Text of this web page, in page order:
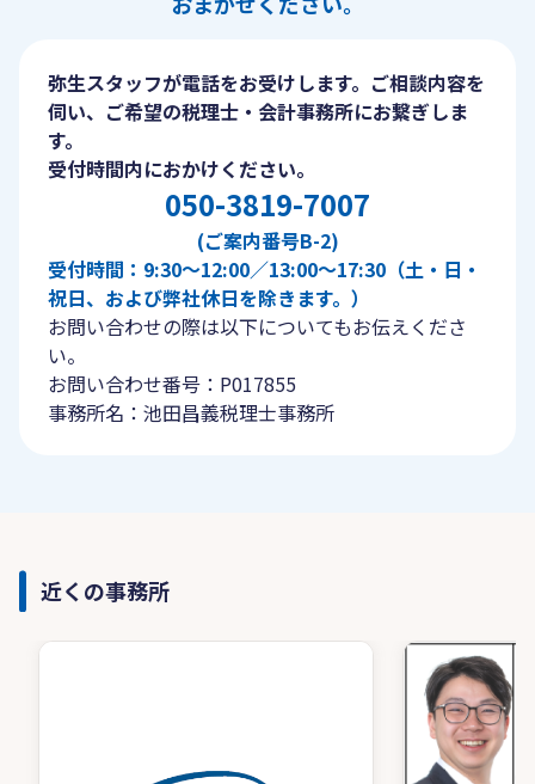
弥生スタッフが電話をお受けします。ご相談内容を
伺い、ご希望の税理士・会計事務所にお繋ぎしま
す。
受付時間内におかけください。
050-3819-7007
(ご案内番号B-2)
受付時間：9:30〜12:00／13:00〜17:30（土・日・
祝日、および弊社休日を除きます。）
お問い合わせの際は以下についてもお伝えくださ
い。
お問い合わせ番号：P017855
事務所名：池田昌義税理士事務所
近くの事務所